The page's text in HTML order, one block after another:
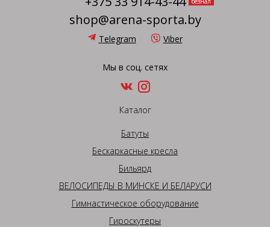
shop@arena-sporta.by
Telegram Viber
Мы в соц. сетях
Каталог
Батуты
Бескаркасные кресла
Бильярд
ВЕЛОСИПЕДЫ В МИНСКЕ И БЕЛАРУСИ
Гимнастическое оборудование
Гироскутеры